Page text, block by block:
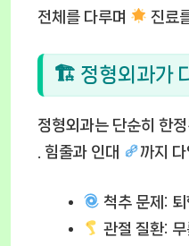
전체를 다루며
진료
🏗 정형외과가
정형외과는 단순히 한
. 힘줄과 인대
까지
척추 문제:
관절 질환: